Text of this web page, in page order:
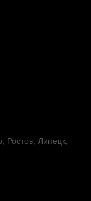
Ростов, Липецк,